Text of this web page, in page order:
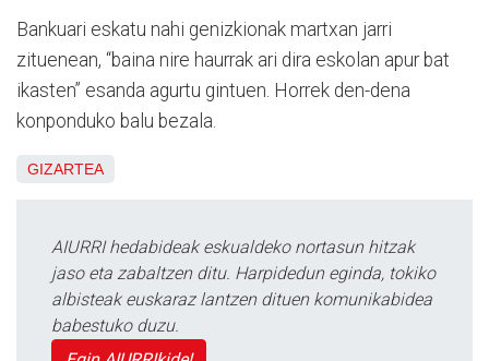
Bankuari eskatu nahi genizkionak martxan jarri
zituenean, “baina nire haurrak ari dira eskolan apur bat
ikasten” esanda agurtu gintuen. Horrek den-dena
konponduko balu bezala.
GIZARTEA
AIURRI hedabideak eskualdeko nortasun hitzak
jaso eta zabaltzen ditu. Harpidedun eginda, tokiko
albisteak euskaraz lantzen dituen komunikabidea
babestuko duzu.